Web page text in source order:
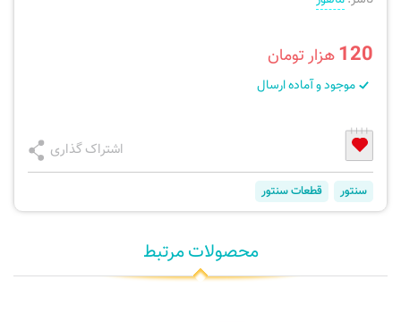
120هزار تومان
موجود و آماده ارسال
اشتراک گذاری
سنتور قطعات سنتور
محصولات مرتبط